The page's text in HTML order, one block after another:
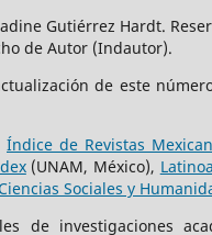
Gutiérrez Hardt.
de Autor (Indautor).
de este
Índice de Revistas
(UNAM, México),
Sociales y
de investigaciones